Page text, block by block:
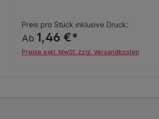
Preis pro Stück inklusive Druck:
Ab 1,46 €*
Preise exkl. MwSt. zzgl. Versandkosten
Details